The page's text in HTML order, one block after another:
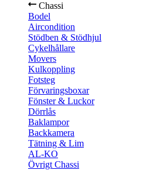
Chassi
Bodel
Aircondition
Stödben & Stödhjul
Cykelhållare
Movers
Kulkoppling
Fotsteg
Förvaringsboxar
Fönster & Luckor
Dörrlås
Baklampor
Backkamera
Tätning & Lim
AL-KO
Övrigt Chassi